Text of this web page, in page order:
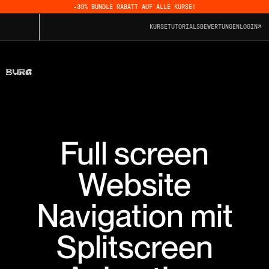
-30% BUNDLE RABATT AUF ALLE KURSE!
KURSETUTORIALSBEWERTUNGEN LOGIN
Full screen
Website
Navigation mit
Splitscreen